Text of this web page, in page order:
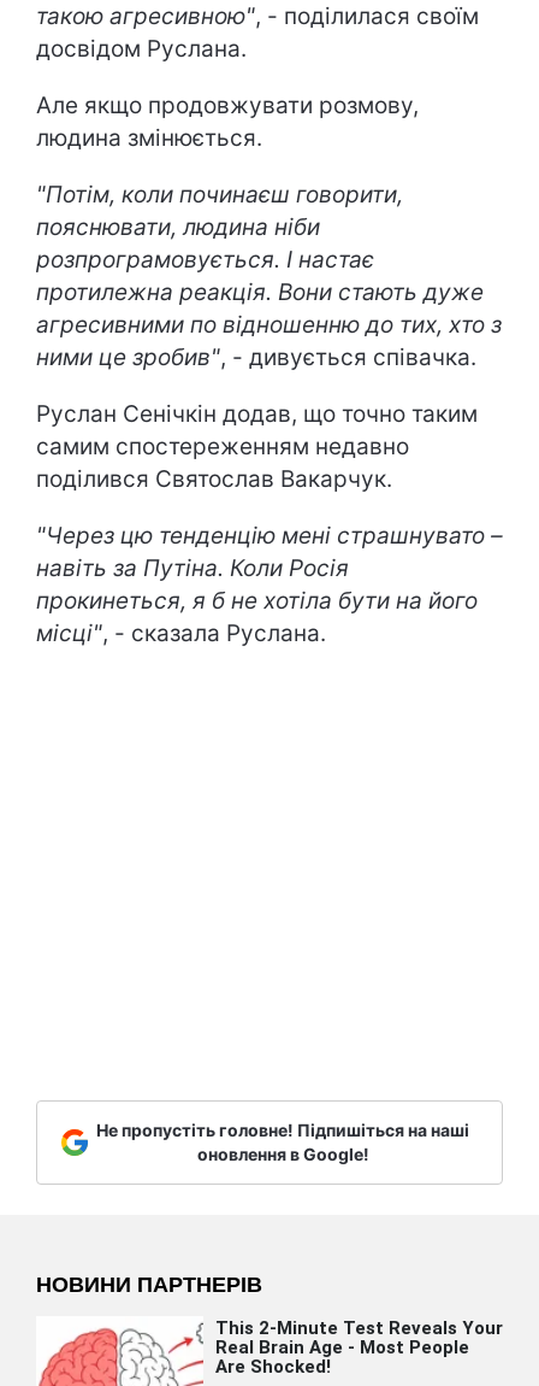
такою агресивною", - поділилася своїм
досвідом Руслана.
Але якщо продовжувати розмову,
людина змінюється.
"Потім, коли починаєш говорити,
пояснювати, людина ніби
розпрограмовується. І настає
протилежна реакція. Вони стають дуже
агресивними по відношенню до тих, хто з
ними це зробив", - дивується співачка.
Руслан Сенічкін додав, що точно таким
самим спостереженням недавно
поділився Святослав Вакарчук.
"Через цю тенденцію мені страшнувато –
навіть за Путіна. Коли Росія
прокинеться, я б не хотіла бути на його
місці", - сказала Руслана.
Не пропустіть головне! Підпишіться на наші
оновлення в Google!